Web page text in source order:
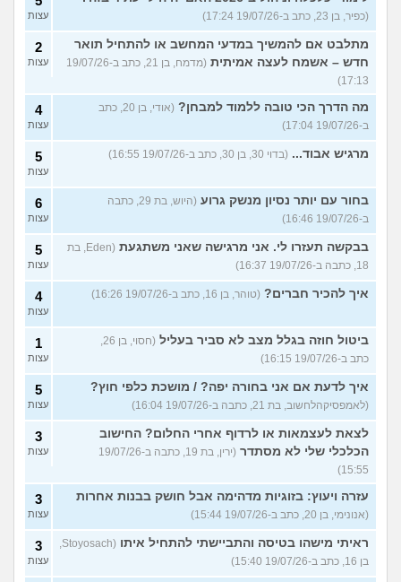
(כפיר, בן 23, כתב ב-19/07/26 17:24) עצות
מתלבט אם להמשיך במדעי המחשב או להתחיל תואר
חדש – אשמח לעצה אמיתית
(מדמח, בן 21, כתב ב-19/07/26
17:13)
2
עצות
מה הדרך הכי טובה ללמוד למבחן?
(אודי, בן 20, כתב
ב-19/07/26 17:04)
4
עצות
מרגיש אבוד... (בדוי 30, בן 30, כתב ב-19/07/26 16:55) 5
עצות
בחור עם יותר נסיון מנשק גרוע
(היוש, בת 29, כתבה
ב-19/07/26 16:46)
6
עצות
בבקשה תעזרו לי. אני מרגישה שאני משתגעת
(Eden, בת
18, כתבה ב-19/07/26 16:37)
5
עצות
איך להכיר חברים? (טוהר, בן 16, כתב ב-19/07/26 16:26) 4
עצות
ביטול חוזה בגלל מצב לא סביר בעליל
(חסוי, בן 26,
כתב ב-19/07/26 16:15)
1
עצות
איך לדעת אם אני בחורה יפה? / מושכת כלפי חוץ?
(לאמפסיקהלחשוב, בת 21, כתבה ב-19/07/26 16:04)
5
עצות
לצאת לעצמאות או לרדוף אחרי החלום? החישוב
הכלכלי שלי לא מסתדר
(ירין, בת 19, כתבה ב-19/07/26
15:55)
3
עצות
עזרה ויעוץ: בזוגיות מדהימה אבל חושק בבנות אחרות
(אנונימי, בן 20, כתב ב-19/07/26 15:44)
3
עצות
ראיתי מישהו בטיסה והתביישתי להתחיל איתו
(Stoyosach,
בן 16, כתב ב-19/07/26 15:40)
3
עצות